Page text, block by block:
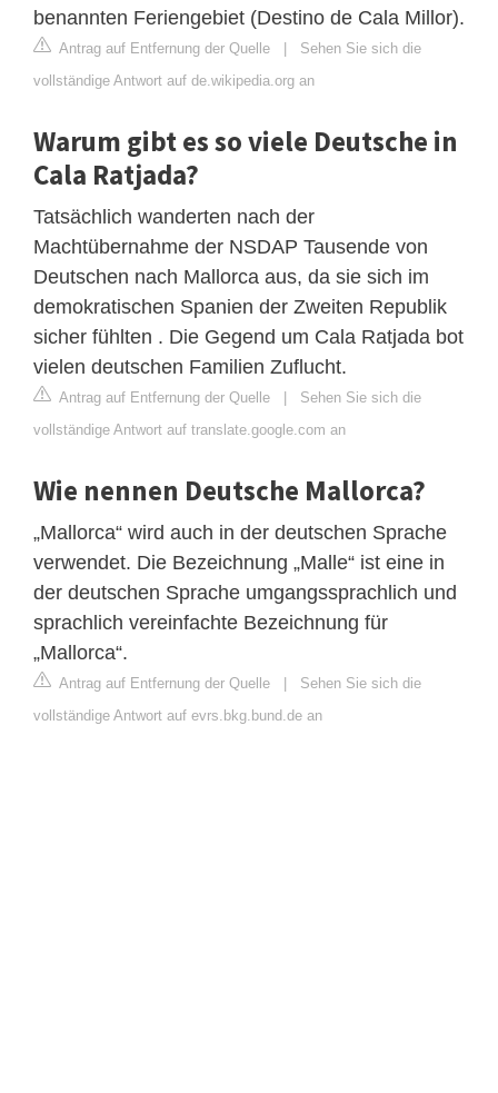
benannten Feriengebiet (Destino de Cala Millor).
Antrag auf Entfernung der Quelle | Sehen Sie sich die
vollständige Antwort auf de.wikipedia.org an
Warum gibt es so viele Deutsche in
Cala Ratjada?
Tatsächlich wanderten nach der
Machtübernahme der NSDAP Tausende von
Deutschen nach Mallorca aus, da sie sich im
demokratischen Spanien der Zweiten Republik
sicher fühlten . Die Gegend um Cala Ratjada bot
vielen deutschen Familien Zuflucht.
Antrag auf Entfernung der Quelle | Sehen Sie sich die
vollständige Antwort auf translate.google.com an
Wie nennen Deutsche Mallorca?
„Mallorca“ wird auch in der deutschen Sprache
verwendet. Die Bezeichnung „Malle“ ist eine in
der deutschen Sprache umgangssprachlich und
sprachlich vereinfachte Bezeichnung für
„Mallorca“.
Antrag auf Entfernung der Quelle | Sehen Sie sich die
vollständige Antwort auf evrs.bkg.bund.de an